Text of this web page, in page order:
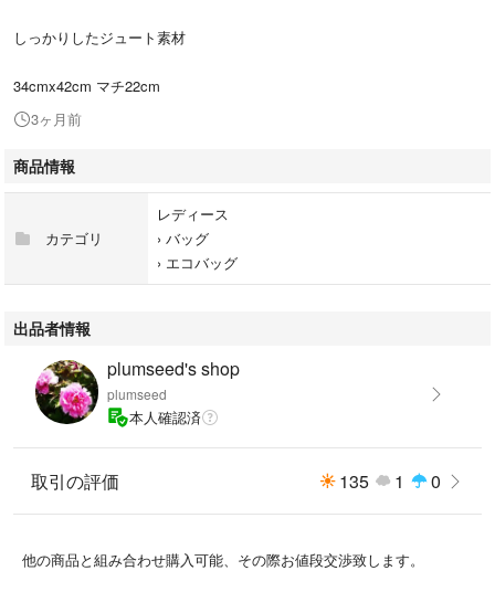
しっかりしたジュート素材
34cmx42cm マチ22cm
3ヶ月前
商品情報
カテゴリ
レディース
› バッグ
› エコバッグ
出品者情報
plumseed's shop
plumseed
本人確認済
取引の評価 135 1 0
他の商品と組み合わせ購入可能、その際お値段交渉致します。